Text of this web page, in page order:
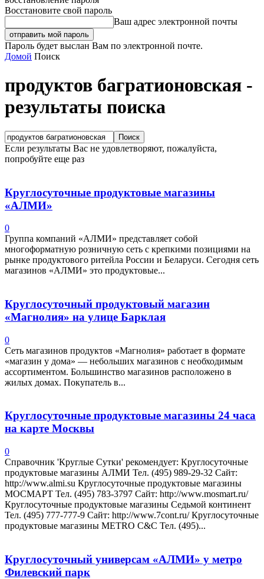
Восстановите свой пароль
Ваш адрес электронной почты
Пароль будет выслан Вам по электронной почте.
Домой Поиск
продуктов багратионовская -
результаты поиска
Если результаты Вас не удовлетворяют, пожалуйста,
попробуйте еще раз
Круглосуточные продуктовые магазины
«АЛМИ»
0
Группа компаний «АЛМИ» представляет собой
многоформатную розничную сеть с крепкими позициями на
рынке продуктового ритейла России и Беларуси. Сегодня сеть
магазинов «АЛМИ» это продуктовые...
Круглосуточный продуктовый магазин
«Магнолия» на улице Барклая
0
Сеть магазинов продуктов «Магнолия» работает в формате
«магазин у дома» — небольших магазинов с необходимым
ассортиментом. Большинство магазинов расположено в
жилых домах. Покупатель в...
Круглосуточные продуктовые магазины 24 часа
на карте Москвы
0
Справочник 'Круглые Сутки' рекомендует: Круглосуточные
продуктовые магазины АЛМИ Тел. (495) 989-29-32 Сайт:
http://www.almi.su Круглосуточные продуктовые магазины
МОСМАРТ Тел. (495) 783-3797 Сайт: http://www.mosmart.ru/
Круглосуточные продуктовые магазины Седьмой континент
Тел. (495) 777-777-9 Сайт: http://www.7cont.ru/ Круглосуточные
продуктовые магазины METRO C&C Тел. (495)...
Круглосуточный универсам «АЛМИ» у метро
Филевский парк